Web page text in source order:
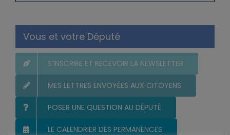
Vous et votre Député
S’INSCRIRE ET RECEVOIR LA NEWSLETTER
MES LETTRES ENVOYÉES AUX CITOYENS
POSER UNE QUESTION AU DÉPUTÉ
LE CALENDRIER DES PERMANENCES